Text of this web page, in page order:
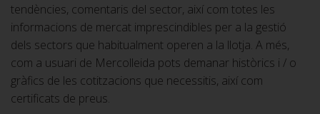
tendències, comentaris del sector, així com totes les
informacions de mercat imprescindibles per a la gestió
dels sectors que habitualment operen a la llotja. A més,
com a usuari de Mercolleida pots demanar històrics i / o
gràfics de les cotitzacions que necessitis, així com
certificats de preus.